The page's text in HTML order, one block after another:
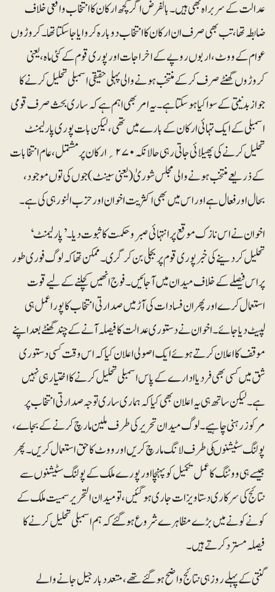
عدالت کے سربراہ بھی ہیں۔ بالفرض اگر کچھ ارکان کا انتخاب واقعی خلاف
ضابطہ تھا، تب بھی صرف ان ارکان کا انتخاب دوبارہ کروایا جاسکتا تھا۔ کروڑوں
عوام کے ووٹ، اربوں روپے کے اخراجات اور پوری قوم کے کئی ماہ، یعنی
کروڑوں گھنٹے صرف کرکے منتخب ہونے والی پہلی حقیقی اسمبلی تحلیل کرنے کا
جواز بدنیتی کے سوا کیا ہوسکتا ہے۔ یہ امر بھی اہم ہے کہ ساری بحث صرف قومی
اسمبلی کے ایک تہائی ارکان کے بارے میں تھی، لیکن بات پوری پارلیمنٹ
تحلیل کرنے کی پھیلائی جاتی رہی حالانکہ ۲۷۰؍ارکان پر مشتمل، عام انتخابات
کے ذریعے منتخب ہونے والی مجلس شوریٰ (یعنی سینٹ) جوں کی توں موجود،
بحال اور فعال ہے اور اس میں بھی اکثریت اخوان اور حزب النور ہی کی ہے۔
اخوان نے اس نازک موقع پر انتہائی صبر و حکمت کا ثبوت دیا۔ ’پارلیمنٹ‘
تحلیل کردینے کی خبر پوری قوم پر بجلی بن کر گری۔ ممکن تھا کہ لوگ فوری طور
پر اس فیصلے کے خلاف میدان میں آجائیں۔ فوج انھیں کچلنے کے لیے قوت
استعمال کرے اورپھر ان فسادات کی آڑ میں صدارتی انتخاب کا پورا عمل ہی
لپیٹ دیا جائے۔ اخوان نے دستوری عدالت کا فیصلہ آنے کے چند گھنٹے بعد اپنے
موقف کا اعلان کرتے ہوئے ایک اصولی اعلان کیا کہ اس وقت کسی دستوری
شق میں کسی بھی فرد یا ادارے کے پاس اسمبلی تحلیل کرنے کا اختیار ہی نہیں
ہے۔ لیکن ساتھ ہی یہ اعلان بھی کیا کہ ہماری ساری توجہ صدارتی انتخاب پر
مرکوز رہنی چاہیے۔ لوگ میدان تحریر کی طرف ملین مارچ کرنے کے بجاے،
پولنگ سٹیشنوںکی طرف لانگ مارچ کریں اور ووٹ کا حق استعمال کریں۔ پھر
جیسے ہی ووٹنگ کا عمل تکمیل کو پہنچا اور پورے ملک کے پولنگ سٹیشنوں سے
نتائج کی سرکاری دستاویزات جاری ہوگئیں، تو میدان التحریر سمیت ملک کے
کونے کونے میں بڑے مظاہرے شروع ہوگئے کہ ہم اسمبلی تحلیل کرنے کا
فیصلہ مسترد کرتے ہیں۔
گنتی کے پہلے روز ہی نتائج واضح ہوگئے تھے، متعدد بار جیل جانے والے